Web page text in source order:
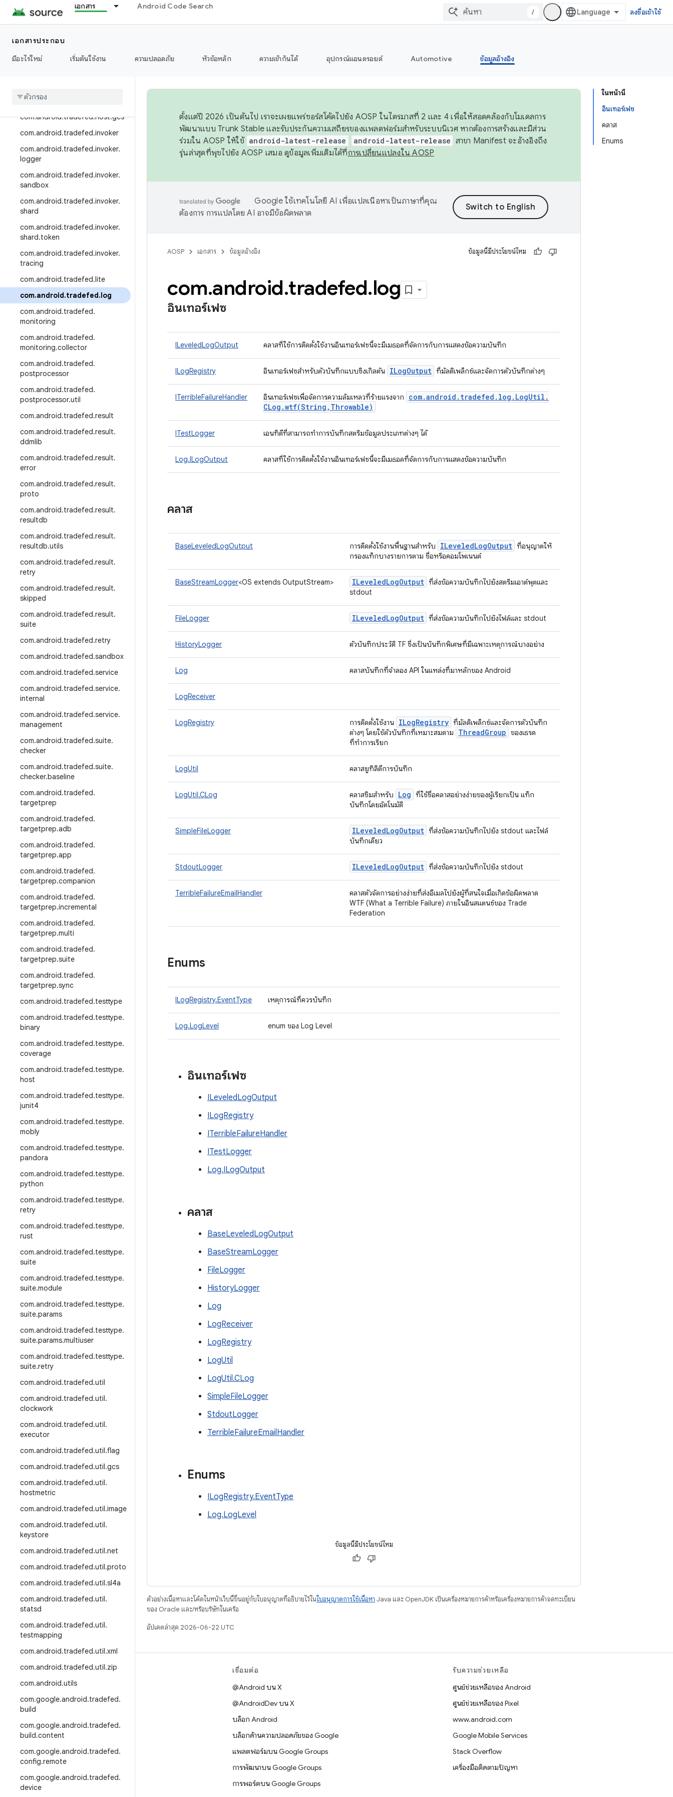
เอกสาร Android Code Search
/ ลงชื่อเข้าใช้
เอกสารประกอบ
มีอะไรใหม่
เริ่มต้นใช้งาน ความปลอดภัย หัวข้อหลัก ความเข้ากันได้ อุปกรณ์แอนดรอยด์ Automotive ข้อมูลอ้างอิง
com.android.tradefed.device.m
etric
covery
com.android tradefed.device
com. android
com.android.tradefed.host.gcs
com.android.tradefed.invoker
com.android.tradefed.invoker.
logger
com.android.tradefed.invoker.
sandbox
com.android.tradefed.invoker.
shard
com.android.tradefed.invoker.
shard.token
com.android.tradefed.invoker.
tracing
com.android.tradefed.lite
com.android.tradefed.log
com.android.tradefed.
monitoring
com.android.tradefed.
monitoring.collector
com.android.tradefed.
postprocessor
com.android.tradefed.
postprocessor.util
com.android.tradefed.result
com.android.tradefed.result.
ddmlib
com.android.tradefed.result.
error
com.android.tradefed.result.
proto
com.android.tradefed.result.
resultdb
com.android.tradefed.result.
resultdb.utils
com.android.tradefed.result.
retry
com.android.tradefed.result.
skipped
com.android.tradefed.result.
suite
com.android.tradefed.retry
com.android.tradefed.sandbox
com.android.tradefed.service
com.android.tradefed.service.
internal
com.android.tradefed.service.
management
com.android.tradefed.suite.
checker
com.android.tradefed.suite.
checker.baseline
com.android.tradefed.
targetprep
com.android.tradefed.
targetprep.adb
com.android.tradefed.
targetprep.app
com.android.tradefed.
targetprep.companion
com.android.tradefed.
targetprep.incremental
com.android.tradefed.
targetprep.multi
com.android.tradefed.
targetprep.suite
com.android.tradefed.
targetprep.sync
com.android.tradefed.testtype
com.android.tradefed.testtype.
binary
com.android.tradefed.testtype.
coverage
com.android.tradefed.testtype.
host
com.android.tradefed.testtype.
junit4
com.android.tradefed.testtype.
mobly
com.android.tradefed.testtype.
pandora
com.android.tradefed.testtype.
python
com.android.tradefed.testtype.
retry
com.android.tradefed.testtype.
rust
com.android.tradefed.testtype.
suite
com.android.tradefed.testtype.
suite.module
com.android.tradefed.testtype.
suite.params
com.android.tradefed.testtype.
suite.params.multiuser
com.android.tradefed.testtype.
suite.retry
com.android.tradefed.util
com.android.tradefed.util.
clockwork
com.android.tradefed.util.
executor
com.android.tradefed.util.flag
com.android.tradefed.util.gcs
com.android.tradefed.util.
hostmetric
com.android.tradefed.util.image
com.android.tradefed.util.
keystore
com.android.tradefed.util.net
com.android.tradefed.util.proto
com.android.tradefed.util.sl4a
com.android.tradefed.util.
statsd
com.android.tradefed.util.
testmapping
com.android.tradefed.util.xml
com.android.tradefed.util.zip
com.android.utils
com.google.android.tradefed.
build
com.google.android.tradefed.
build.content
com.google.android.tradefed.
config.remote
com.google.android.tradefed.
device
ในหน้านี้
อินเทอร์เฟซ
คลาส
Enums
ตั้งแต่ปี 2026 เป็นต้นไป เราจะเผยแพร่ซอร์สโค้ดไปยัง AOSP ในไตรมาสที่ 2 และ 4 เพื่อให้สอดคล้องกับโมเดลการ
พัฒนาแบบ Trunk Stable และรับประกันความเสถียรของแพลตฟอร์มสำหรับระบบนิเวศ หากต้องการสร้างและมีส่วน
ร่วมใน AOSP ให้ใช้ android-latest-release android-latest-release สาขา Manifest จะอ้างอิงถึง
รุ่นล่าสุดที่พุชไปยัง AOSP เสมอ ดูข้อมูลเพิ่มเติมได้ที่การเปลี่ยนแปลงใน AOSP
Google ใช้เทคโนโลยี AI เพื่อแปลเนื้อหาเป็นภาษาที่คุณ
ต้องการ การแปลโดย AI อาจมีข้อผิดพลาด
AOSP เอกสาร ข้อมูลอ้างอิง ข้อมูลนี้มีประโยชน์ไหม
com.android.tradefed.log
อินเทอร์เฟซ
ILeveledLogOutput คลาสที่ใช้การติดตั้งใช้งานอินเทอร์เฟซนี้จะมีเมธอดที่จัดการกับการแสดงข้อความบันทึก
ILogRegistry อินเทอร์เฟซสำหรับตัวบันทึกแบบซิงเกิลตัน ILogOutput ที่มัลติเพล็กซ์และจัดการตัวบันทึกต่างๆ
ITerribleFailureHandler อินเทอร์เฟซเพื่อจัดการความล้มเหลวที่ร้ายแรงจาก com.android . tradefed . log . LogUtil .
CLog .wtf(String , Throwable)
ITestLogger เอนทิตีที่สามารถทำการบันทึกสตรีมข้อมูลประเภทต่างๆ ได้
Log.ILogOutput คลาสที่ใช้การติดตั้งใช้งานอินเทอร์เฟซนี้จะมีเมธอดที่จัดการกับการแสดงข้อความบันทึก
คลาส
BaseLeveledLogOutput การติดตั้งใช้งานพื้นฐานสำหรับ ILeveledLogOutput ที่อนุญาตให้
กรองแท็กบางรายการตาม ชื่อหรือคอมโพเนนต์
BaseStreamLogger<OS extends OutputStream> ILeveledLogOutput ที่ส่งข้อความบันทึกไปยังสตรีมเอาต์พุตและ
stdout
FileLogger ILeveledLogOutput ที่ส่งข้อความบันทึกไปยังไฟล์และ stdout
HistoryLogger ตัวบันทึกประวัติ TF ซึ่งเป็นบันทึกพิเศษที่มีเฉพาะเหตุการณ์บางอย่าง
Log คลาสบันทึกที่จำลอง API ในแหล่งที่มาหลักของ Android
LogReceiver
LogRegistry การติดตั้งใช้งาน ILogRegistry ที่มัลติเพล็กซ์และจัดการตัวบันทึก
ต่างๆ โดยใช้ตัวบันทึกที่เหมาะสมตาม
ThreadGroup ของเธรด
ที่ทำการเรียก
LogUtil คลาสยูทิลิตีการบันทึก
LogUtil.CLog คลาสชิมสำหรับ Log ที่ใช้ชื่อคลาสอย่างง่ายของผู้เรียกเป็น แท็ก
บันทึกโดยอัตโนมัติ
SimpleFileLogger ILeveledLogOutput ที่ส่งข้อความบันทึกไปยัง stdout และไฟล์
บันทึกเดียว
StdoutLogger ILeveledLogOutput ที่ส่งข้อความบันทึกไปยัง stdout
TerribleFailureEmailHandler
คลาสตัวจัดการอย่างง่ายที่ส่งอีเมลไปยังผู้ที่สนใจเมื่อเกิดข้อผิดพลาด
WTF (What a Terrible Failure) ภายในอินสแตนซ์ของ Trade
Federation
Enums
ILogRegistry.EventType เหตุการณ์ที่ควรบันทึก
Log.LogLevel enum ของ Log Level
อินเทอร์เฟซ
ILeveledLogOutput
ILogRegistry
ITerribleFailureHandler
ITestLogger
Log.ILogOutput
คลาส
BaseLeveledLogOutput
BaseStreamLogger
FileLogger
HistoryLogger
Log
LogReceiver
LogRegistry
LogUtil
LogUtil.CLog
SimpleFileLogger
StdoutLogger
TerribleFailureEmailHandler
Enums
ILogRegistry.EventType
Log.LogLevel
ข้อมูลนี้มีประโยชน์ไหม
ตัวอย่างเนื้อหาและโค้ดในหน้าเว็บนี้ขึ้นอยู่กับใบอนุญาตที่อธิบายไว้ในใบอนุญาตการใช้เนื้อหา Java และ OpenJDK เป็นเครื่องหมายการค้าหรือเครื่องหมายการค้าจดทะเบียน
ของ Oracle และ/หรือบริษัทในเครือ
อัปเดตล่าสุด 2026-06-22 UTC
บิวด์
ที่เก็บสำหรับ Android
ข้อกำหนด
แสดงพรีวิวไบนารี
อิมเมจเวอร์ชันโรงงาน
ไบนารีไดรเวอร์
เชื่อมต่อ
@Android บน X
@AndroidDev บน X
บล็อก Android
บล็อกด้านความปลอดภัยของ Google
แพลตฟอร์มบน Google Groups
การพัฒนาบน Google Groups
การพอร์ตบน Google Groups
รับความช่วยเหลือ
ศูนย์ช่วยเหลือของ Android
ศูนย์ช่วยเหลือของ Pixel
www.android.com
Google Mobile Services
Stack Overflow
เครื่องมือติดตามปัญหา